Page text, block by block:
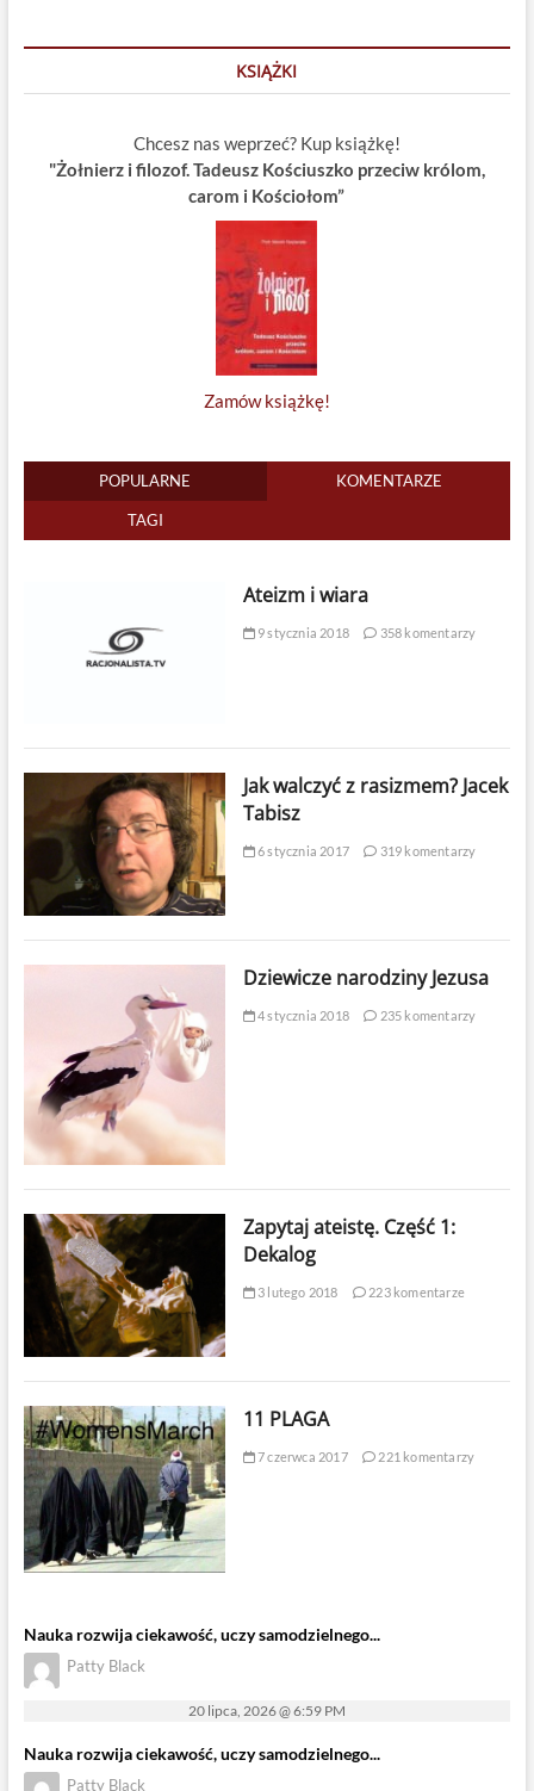
KSIĄŻKI
Chcesz nas weprzeć? Kup książkę!
"Żołnierz i filozof. Tadeusz Kościuszko przeciw królom,
carom i Kościołom”
Zamów książkę!
POPULARNE KOMENTARZE
TAGI
Ateizm i wiara
9 stycznia 2018 358 komentarzy
Jak walczyć z rasizmem? Jacek
Tabisz
6 stycznia 2017 319 komentarzy
Dziewicze narodziny Jezusa
4 stycznia 2018 235 komentarzy
Zapytaj ateistę. Część 1:
Dekalog
3 lutego 2018 223 komentarze
11 PLAGA
7 czerwca 2017 221 komentarzy
Nauka rozwija ciekawość, uczy samodzielnego...
Patty Black
20 lipca, 2026 @ 6:59 PM
Nauka rozwija ciekawość, uczy samodzielnego...
Patty Black